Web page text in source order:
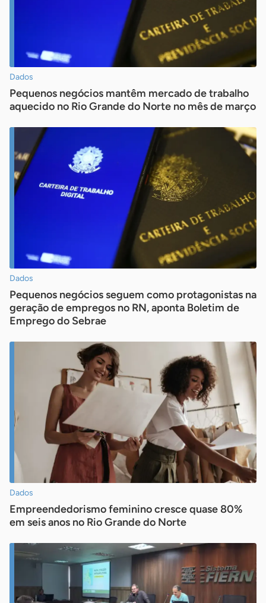
Dados
Pequenos negócios mantêm mercado de trabalho
aquecido no Rio Grande do Norte no mês de março
Dados
Pequenos negócios seguem como protagonistas na
geração de empregos no RN, aponta Boletim de
Emprego do Sebrae
Dados
Empreendedorismo feminino cresce quase 80%
em seis anos no Rio Grande do Norte